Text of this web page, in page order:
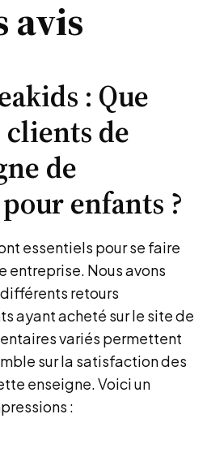
avis
: Que
de
de
enfants ?
essentiels pour se faire
entreprise. Nous avons
retours
ayant acheté sur le site de
variés permettent
sur la satisfaction des
enseigne. Voici un
: